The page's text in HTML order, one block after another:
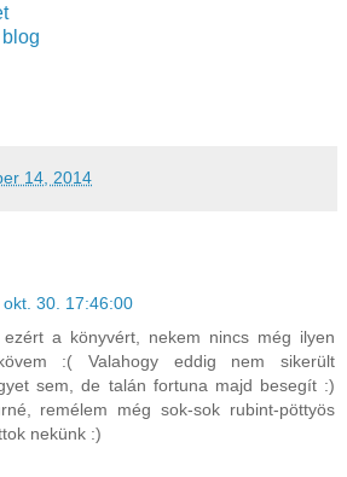
14, 2014
okt. 30. 17:46:00
ezért a könyvért, nekem nincs még ilyen
:( Valahogy eddig nem sikerült
sem, de talán fortuna majd besegít :)
remélem még sok-sok rubint-pöttyös
nekünk :)